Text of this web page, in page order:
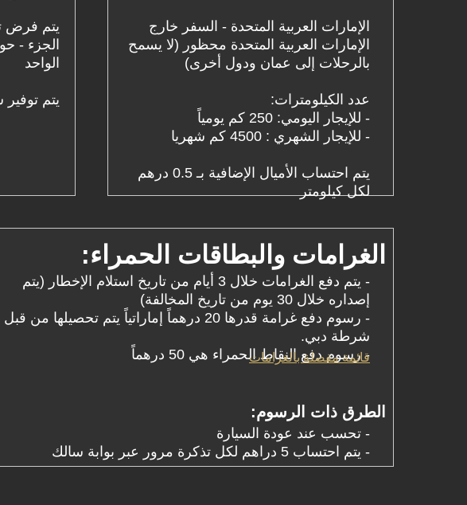
الإمارات العربية المتحدة - السفر خارج
الإمارات العربية المتحدة محظور (لا يسمح
بالرحلات إلى عمان ودول أخرى)
عدد الكيلومترات:
- للإيجار اليومي: 250 كم يومياً
- للإيجار الشهري : 4500 كم شهريا
يتم احتساب الأميال الإضافية بـ 0.5 درهم
لكل كيلومتر
يتم فرض
الواحد
يتم توفير
الغرامات والبطاقات الحمراء:
- يتم دفع الغرامات خلال 3 أيام من تاريخ استلام الإخطار (يتم
إصداره خلال 30 يوم من تاريخ المخالفة)
- رسوم دفع غرامة قدرها 20 درهماً إماراتياً يتم تحصيلها من قبل
شرطة دبي.
- رسوم دفع النقاط الحمراء هي 50 درهماً
الطرق ذات الرسوم:
- تحسب عند عودة السيارة
- يتم احتساب 5 دراهم لكل تذكرة مرور عبر بوابة سالك
قائمة مفصلة بالغرامات